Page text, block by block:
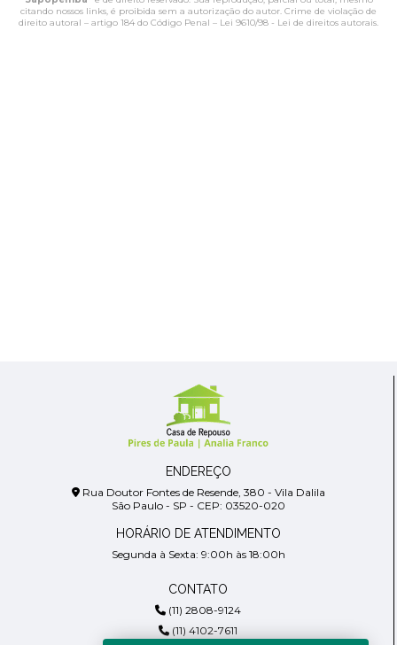
citando nossos links, é proibida sem a autorização do autor. Crime de violação de
direito autoral – artigo 184 do Código Penal – Lei 9610/98 - Lei de direitos autorais.
ENDEREÇO
Rua Doutor Fontes de Resende, 380 - Vila Dalila
São Paulo - SP - CEP: 03520-020
HORÁRIO DE ATENDIMENTO
Segunda à Sexta: 9:00h às 18:00h
CONTATO
(11) 2808-9124
(11) 4102-7611